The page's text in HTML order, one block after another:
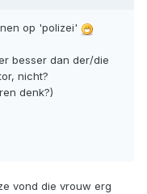
op 'polizei'
besser dan der/die
nicht?
denk?)
vond die vrouw erg